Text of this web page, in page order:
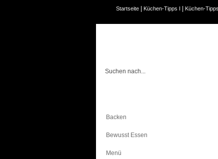
Startseite Küchen-Tipps I Küchen-
Backen
Bewusst Essen
Menü